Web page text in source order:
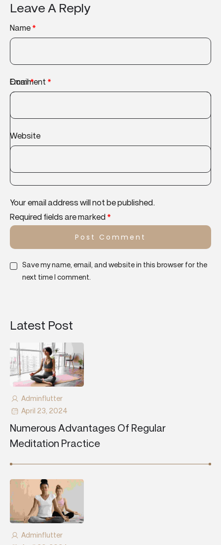
Leave A Reply
Your email address will not be published.
Required fields are marked *
Comment *
Name *
Email*
Website
Save my name, email, and website in this browser for the
next time I comment.
Latest Post
April 23, 2024
Adminflutter
Numerous Advantages Of Regular
Meditation Practice
Adminflutter